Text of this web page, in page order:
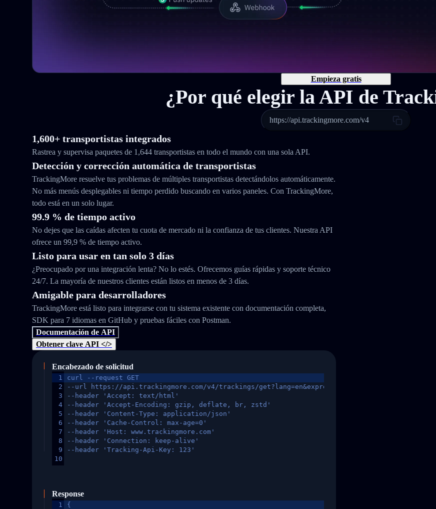
Empieza gratis
¿Por qué elegir la API de
https://api.trackingmore.com/v4
1,600+ transportistas integrados
Rastrea y supervisa paquetes de 1,644 transportistas en todo el mundo con una sola API.
Detección y corrección automática de transportistas
TrackingMore resuelve tus problemas de múltiples transportistas detectándolos automáticamente.
No más menús desplegables ni tiempo perdido buscando en varios paneles. Con TrackingMore,
todo está en un solo lugar.
99.9 % de tiempo activo
No dejes que las caídas afecten tu cuota de mercado ni la confianza de tus clientes. Nuestra API
ofrece un 99,9 % de tiempo activo.
Listo para usar en tan solo 3 días
¿Preocupado por una integración lenta? No lo estés. Ofrecemos guías rápidas y soporte técnico
24/7. La mayoría de nuestros clientes están listos en menos de 3 días.
Amigable para desarrolladores
TrackingMore está listo para integrarse con tu sistema existente con documentación completa,
SDK para 7 idiomas en GitHub y pruebas fáciles con Postman.
Documentación de API
Obtener clave API </>
Encabezado de solicitud
1
2
3
4
5
6
7
8
9
10
curl --request GET
--url https://api.trackingmore.com/v4/trackings/
--header 'Accept: text/html'
--header 'Accept-Encoding: gzip, deflate, br, zstd'
--header 'Content-Type: application/json'
--header 'Cache-Control: max-age=0'
--header 'Host: www.trackingmore.com'
--header 'Connection: keep-alive'
--header 'Tracking-Api-Key: 123'
Response
1
{